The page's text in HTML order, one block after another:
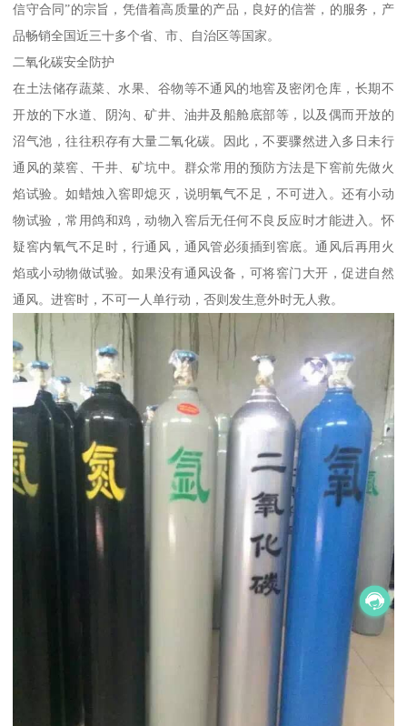
信守合同”的宗旨，凭借着高质量的产品，良好的信誉，的服务，产
品畅销全国近三十多个省、市、自治区等国家。
二氧化碳安全防护
在土法储存蔬菜、水果、谷物等不通风的地窖及密闭仓库，长期不
开放的下水道、阴沟、矿井、油井及船舱底部等，以及偶而开放的
沼气池，往往积存有大量二氧化碳。因此，不要骤然进入多日未行
通风的菜窖、干井、矿坑中。群众常用的预防方法是下窖前先做火
焰试验。如蜡烛入窖即熄灭，说明氧气不足，不可进入。还有小动
物试验，常用鸽和鸡，动物入窖后无任何不良反应时才能进入。怀
疑窖内氧气不足时，行通风，通风管必须插到窖底。通风后再用火
焰或小动物做试验。如果没有通风设备，可将窖门大开，促进自然
通风。进窖时，不可一人单行动，否则发生意外时无人救。